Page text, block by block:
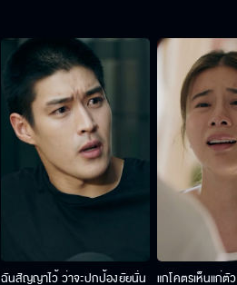
ฉันสัญญาไว้ ว่าจะปกป้องยัยนั่น แกโคตรเห็นแก่ตั